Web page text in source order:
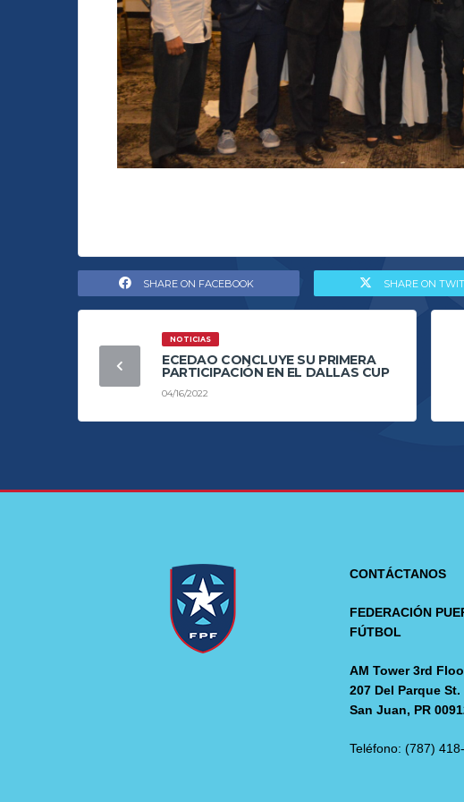
SHARE ON FACEBOOK SHARE ON
NOTICIAS
ECEDAO CONCLUYE SU PRIMERA
PARTICIPACIÓN EN EL DALLAS CUP
04/16/2022
CONTÁCTANOS
FEDERACIÓN
FÚTBOL
AM Tower 3rd
207 Del Parque St.
San Juan, PR
Teléfono: (787)